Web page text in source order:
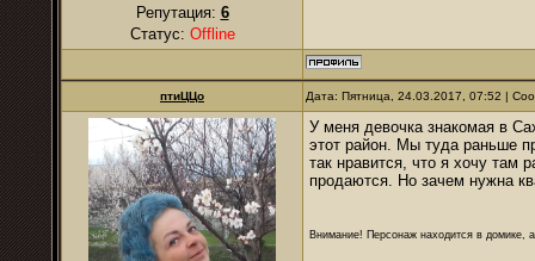
Репутация: 6
Статус: Offline
птиЦЦо Дата: Пятница, 24.03.2017, 07:52 |
У меня девочка знакомая в
этот район. Мы туда раньше
так нравится, что я хочу там
продаются. Но зачем нужна
Внимание! Персонаж находится в домике,